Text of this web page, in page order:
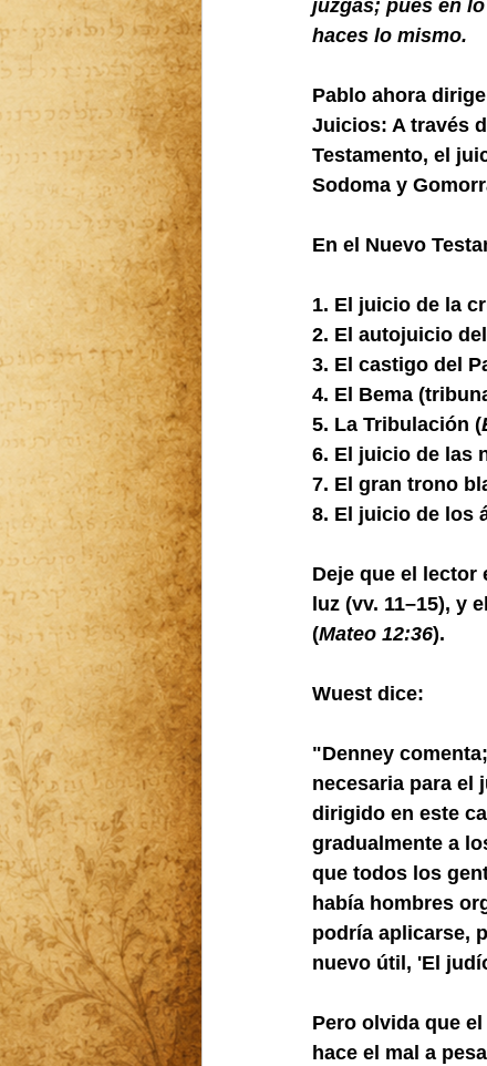
juzgas; pues en
haces lo mismo.
Pablo ahora
Juicios: A través
Testamento, el
Sodoma y
En el Nuevo
1. El juicio de la
2. El autojuicio
3. El castigo del
4. El Bema
5. La Tribulación (
6. El juicio de las
7. El gran trono
8. El juicio de los
Deje que el lector
luz (vv. 11–15), y
(Mateo 12:36).
Wuest dice:
"Denney
necesaria para el
dirigido en este
gradualmente a
que todos los
había hombres
podría aplicarse,
nuevo útil, 'El
Pero olvida que
hace el mal a